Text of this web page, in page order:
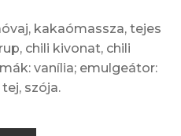
kakaómassza, tejes
chili kivonat, chili
vanília; emulgeátor:
szója.